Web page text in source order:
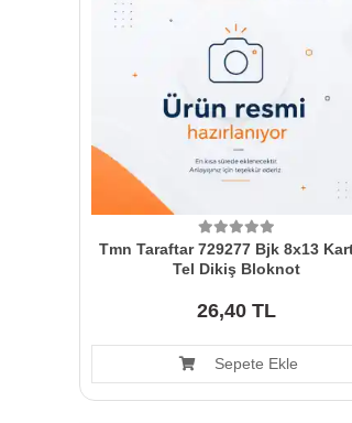
Tmn Taraftar 729277 Bjk 8x13
Tel Dikiş Bloknot
26,40 TL
Sepete Ekle